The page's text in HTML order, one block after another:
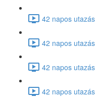
42 napos
42 napos
42 napos
42 napos